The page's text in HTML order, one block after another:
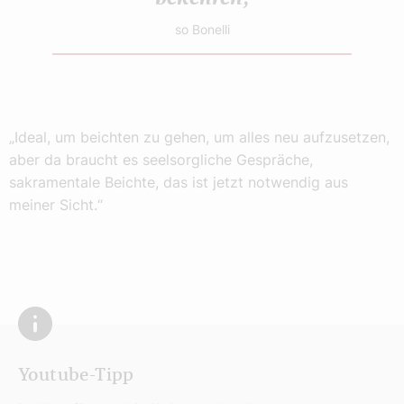
so Bonelli
„Ideal, um beichten zu gehen, um alles neu aufzusetzen,
aber da braucht es seelsorgliche Gespräche,
sakramentale Beichte, das ist jetzt notwendig aus
meiner Sicht.“
Youtube-Tipp